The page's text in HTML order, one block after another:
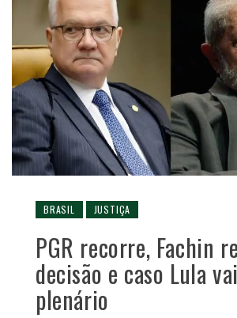
BRASIL JUSTIÇA
PGR recorre, Fachin
decisão e caso Lula
plenário